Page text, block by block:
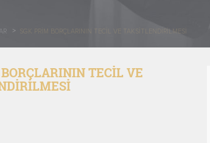
SGK PRİM BORÇLARININ TECİL VE TAKSİTLENDİRİLMESİ
TECİL VE